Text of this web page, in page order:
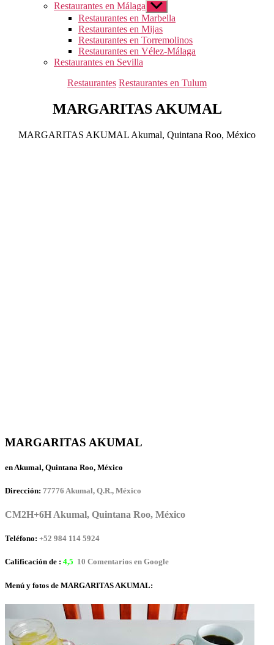
Restaurantes en Málaga Mostrar
el
submenú
Restaurantes en Marbella
Restaurantes en Mijas
Restaurantes en Torremolinos
Restaurantes en Vélez-Málaga
Restaurantes en Sevilla
Categorías
Restaurantes Restaurantes en Tulum
MARGARITAS AKUMAL
MARGARITAS AKUMAL Akumal, Quintana Roo, México
MARGARITAS AKUMAL
en Akumal, Quintana Roo, México
Dirección: 77776 Akumal, Q.R., México
CM2H+6H Akumal, Quintana Roo, México
Teléfono: +52 984 114 5924
Calificación de : 4,5 10 Comentarios en Google
Menú y fotos de MARGARITAS AKUMAL: